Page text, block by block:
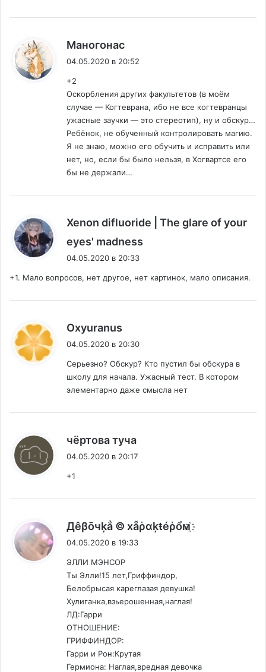
Маногонас
04.05.2020 в 20:52
+2
Оскорбления других факультетов (в моём
случае — Когтеврана, ибо не все когтевранцы
ужасные заучки — это стереотип), ну и обскур…
Ребёнок, не обученный контролировать магию.
Я не знаю, можно его обучить и исправить или
нет, но, если бы было нельзя, в Хогвартсе его
бы не держали…
Xenon difluoride | The glare of your
eyes' madness
04.05.2020 в 20:33
+1. Мало вопросов, нет другое, нет картинок, мало описания.
Oxyuranus
04.05.2020 в 20:30
Серьезно? Обскур? Кто пустил бы обскура в
школу для начала. Ужасный тест. В котором
элементарно даже смысла нет
чёртова туча
04.05.2020 в 20:17
+1
Дêβōчķẳ © хẵῥαķŧéῥổм ҈:
04.05.2020 в 19:33
ЭЛЛИ МЭНСОР
Ты Элли!15 лет,Гриффиндор,
Белобрысая кареглазая девушка!
Хулиганка,взьерошенная,наглая!
ЛД:Гарри
ОТНОШЕНИЕ:
ГРИФФИНДОР:
Гарри и Рон:Крутая
Гермиона: Наглая,вредная девочка